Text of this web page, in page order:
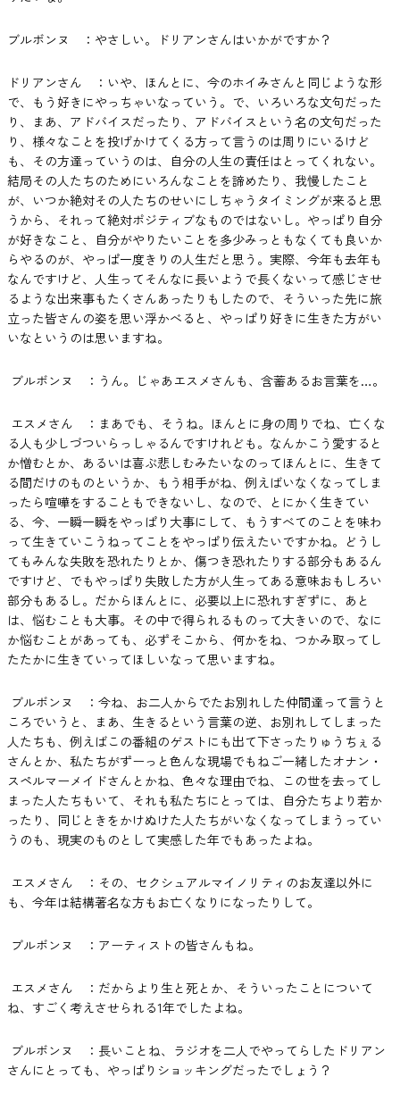
ブルボンヌ ：やさしい。ドリアンさんはいかがですか？
ドリアンさん ：いや、ほんとに、今のホイみさんと同じような形
で、もう好きにやっちゃいなっていう。で、いろいろな文句だった
り、まあ、アドバイスだったり、アドバイスという名の文句だった
り、様々なことを投げかけてくる方って言うのは周りにいるけど
も、その方達っていうのは、自分の人生の責任はとってくれない。
結局その人たちのためにいろんなことを諦めたり、我慢したこと
が、いつか絶対その人たちのせいにしちゃうタイミングが来ると思
うから、それって絶対ポジティブなものではないし。やっぱり自分
が好きなこと、自分がやりたいことを多少みっともなくても良いか
らやるのが、やっぱ一度きりの人生だと思う。実際、今年も去年も
なんですけど、人生ってそんなに長いようで長くないって感じさせ
るような出来事もたくさんあったりもしたので、そういった先に旅
立った皆さんの姿を思い浮かべると、やっぱり好きに生きた方がい
いなというのは思いますね。
ブルボンヌ ：うん。じゃあエスメさんも、含蓄あるお言葉を…。
エスメさん ：まあでも、そうね。ほんとに身の周りでね、亡くな
る人も少しづついらっしゃるんですけれども。なんかこう愛すると
か憎むとか、あるいは喜ぶ悲しむみたいなのってほんとに、生きて
る間だけのものというか、もう相手がね、例えばいなくなってしま
ったら喧嘩をすることもできないし、なので、とにかく生きてい
る、今、一瞬一瞬をやっぱり大事にして、もうすべてのことを味わ
って生きていこうねってことをやっぱり伝えたいですかね。どうし
てもみんな失敗を恐れたりとか、傷つき恐れたりする部分もあるん
ですけど、でもやっぱり失敗した方が人生ってある意味おもしろい
部分もあるし。だからほんとに、必要以上に恐れすぎずに、あと
は、悩むことも大事。その中で得られるものって大きいので、なに
か悩むことがあっても、必ずそこから、何かをね、つかみ取ってし
たたかに生きていってほしいなって思いますね。
ブルボンヌ ：今ね、お二人からでたお別れした仲間達って言うと
ころでいうと、まあ、生きるという言葉の逆、お別れしてしまった
人たちも、例えばこの番組のゲストにも出て下さったりゅうちぇる
さんとか、私たちがずーっと色んな現場でもねご一緒したオナン・
スペルマーメイドさんとかね、色々な理由でね、この世を去ってし
まった人たちもいて、それも私たちにとっては、自分たちより若か
ったり、同じときをかけぬけた人たちがいなくなってしまうってい
うのも、現実のものとして実感した年でもあったよね。
エスメさん ：その、セクシュアルマイノリティのお友達以外に
も、今年は結構著名な方もお亡くなりになったりして。
ブルボンヌ ：アーティストの皆さんもね。
エスメさん ：だからより生と死とか、そういったことについて
ね、すごく考えさせられる1年でしたよね。
ブルボンヌ ：長いことね、ラジオを二人でやってらしたドリアン
さんにとっても、やっぱりショッキングだったでしょう？